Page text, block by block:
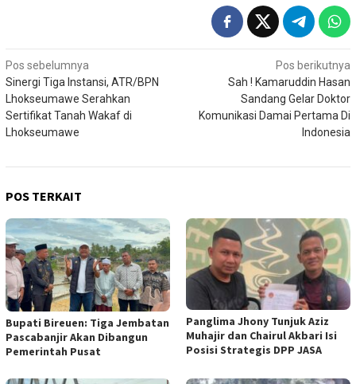
Navigasi
pos
Pos sebelumnya
Sinergi Tiga Instansi, ATR/BPN
Lhokseumawe Serahkan
Sertifikat Tanah Wakaf di
Lhokseumawe
Pos berikutnya
Sah ! Kamaruddin Hasan
Sandang Gelar Doktor
Komunikasi Damai Pertama Di
Indonesia
POS TERKAIT
Bupati Bireuen: Tiga Jembatan
Pascabanjir Akan Dibangun
Pemerintah Pusat
Panglima Jhony Tunjuk Aziz
Muhajir dan Chairul Akbari Isi
Posisi Strategis DPP JASA